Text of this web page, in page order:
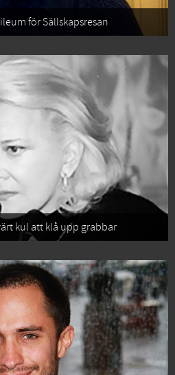
för Sällskapsresan
kul att klå upp grabbar